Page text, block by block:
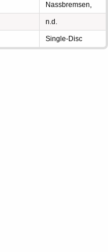
Nassbremsen,
n.d.
Single-Disc